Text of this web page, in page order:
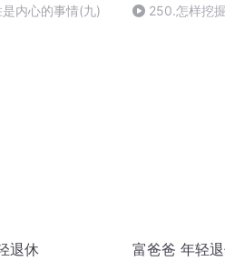
内心的事情(九) 250.怎样挖
退休 富爸爸 年轻